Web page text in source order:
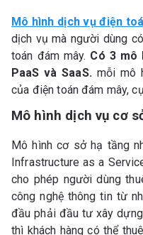
Mô hình dịch vụ điện
dịch vụ mà người dùng
toán đám mây. Có 3 mô
PaaS và SaaS.mỗi mô
của điện toán đám mây,
Mô hình dịch vụ cơ
Mô hình cơ sở hạ tầng
Infrastructure as a
cho phép người dùng
công nghệ thông tin từ
đầu phải đầu tư xây
thì khách hàng có thể